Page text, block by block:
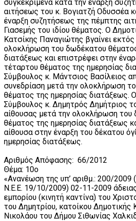
συγκεκριμένα κατά την έναρξη
αιτήσεως του κ. Βογιατζή Οδυσσέα
έναρξη συζητήσεως της πέμπτης
Γιασεμής του ιδίου θέματος. Ο
Κατσίκης Παναγιώτης βγαίνει
ολοκλήρωση του δωδέκατου
διατάξεως και επιστρέφει στην
τέταρτου θέματος της ημερησίας
Σύμβουλος κ. Μάντσιος Βασίλειος
συνεδρίαση μετά την ολοκλήρωση
θέματος της ημερησίας διατάξεως.
Σύμβουλος κ. Δημητρός Δημήτριος
αίθουσας μετά την ολοκλήρωση του
θέματος της ημερησίας διατάξεως
αίθουσα στην έναρξη του δέκατου
ημερησίας διατάξεως.
Αριθμός Απόφασης: 66/2012
Θέμα: 10ο
«Ανανέωση της υπ’ αριθμ.: 200/2009
Ν.Ε.Ε. 19/10/2009) 02-11-2009
εμπορίου (κινητή καντίνα) του
του Δημητρίου, κατοίκου Δημοτικής
Νικολάου του Δήμου Σιθωνίας